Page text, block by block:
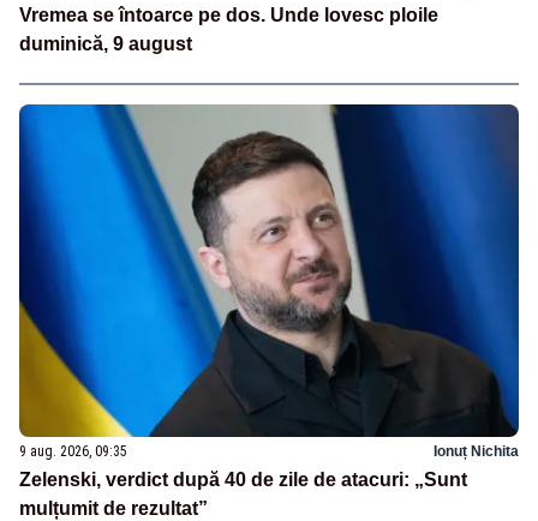
Vremea se întoarce pe dos. Unde lovesc ploile
duminică, 9 august
9 aug. 2026, 09:35 Ionuț Nichita
Zelenski, verdict după 40 de zile de atacuri: „Sunt
mulțumit de rezultat”